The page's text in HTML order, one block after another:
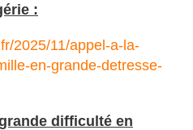
:
2025/11/appel-a-la-
en-grande-detresse-
difficulté en